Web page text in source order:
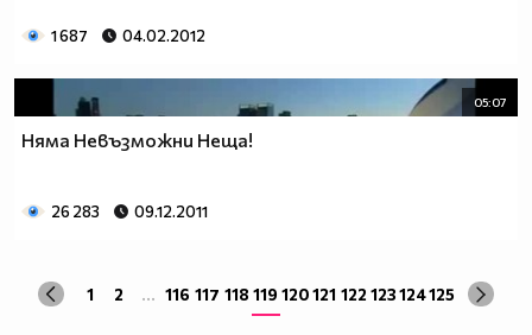
1 687 04.02.2012
05:07
Няма Невъзможни Неща!
26 283 09.12.2011
1 2 ... 116 117 118 119 120121 122 123124125